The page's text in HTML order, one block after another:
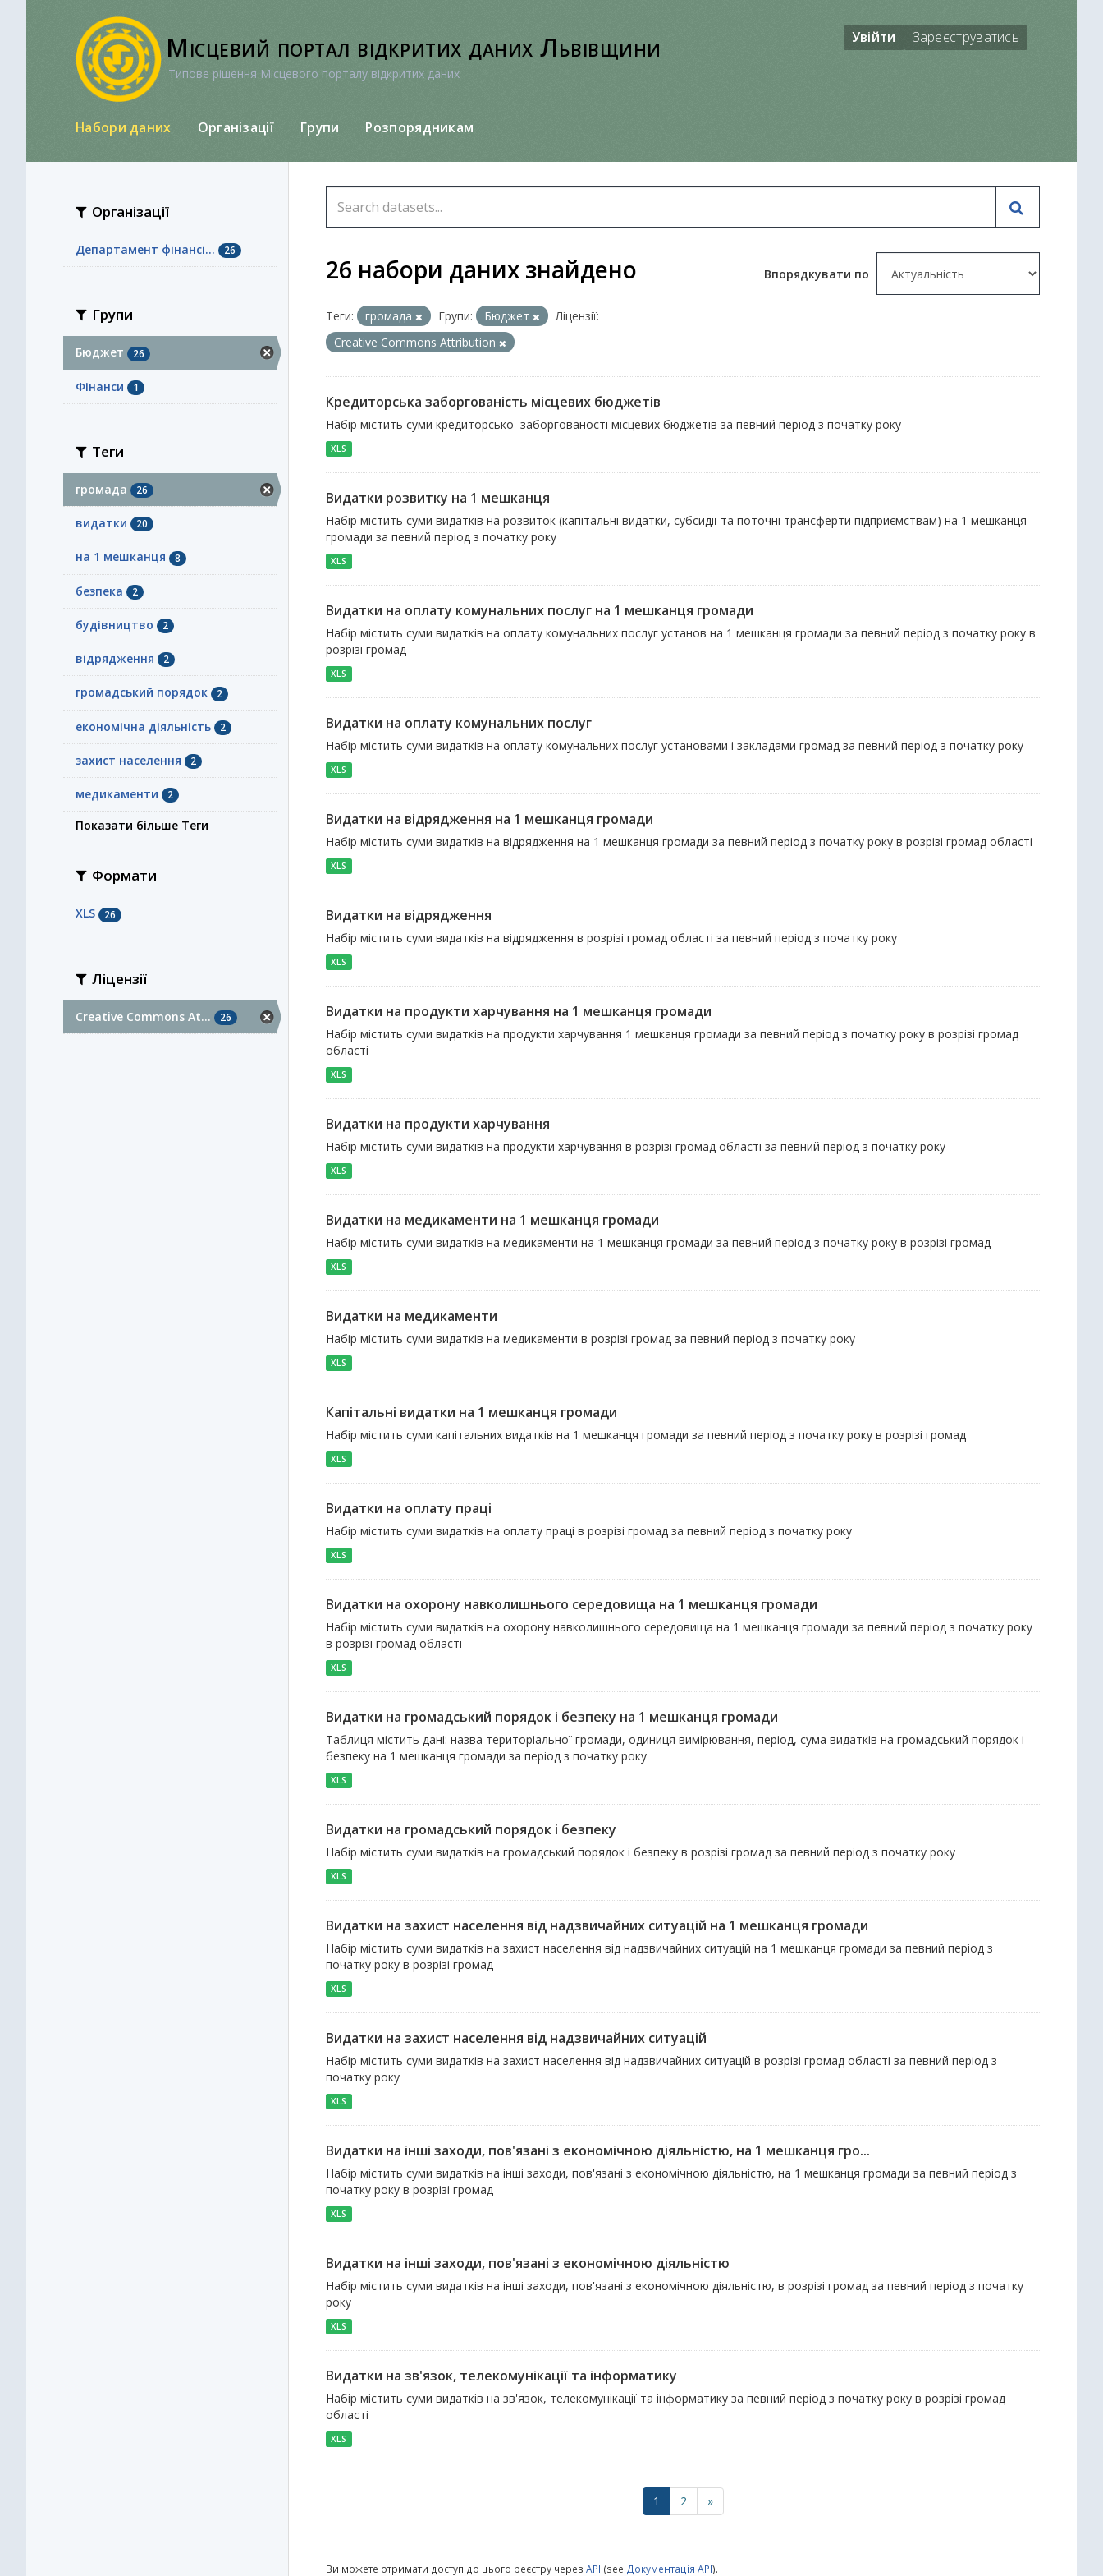
Місцевий портал відкритих даних Львівщини
Типове рішення Місцевого порталу відкритих даних
Увійти Зареєструватись
Набори даних Організації Групи Розпорядникам
Організації
Департамент фінансі... 26
Групи
Бюджет 26
Фінанси 1
Теги
громада 26
видатки 20
на 1 мешканця 8
безпека 2
будівництво 2
відрядження 2
громадський порядок 2
економічна діяльність 2
захист населення 2
медикаменти 2
Показати більше Теги
Формати
XLS 26
Ліцензії
Creative Commons At... 26
Впорядкувати по
26 набори даних знайдено
Теги: громада Групи: Бюджет
Ліцензії:
Creative Commons Attribution
Кредиторська заборгованість місцевих бюджетів
Набір містить суми кредиторської заборгованості місцевих бюджетів за певний період з початку року
XLS
Видатки розвитку на 1 мешканця
Набір містить суми видатків на розвиток (капітальні видатки, субсидії та поточні трансферти підприємствам) на 1 мешканця
громади за певний період з початку року
XLS
Видатки на оплату комунальних послуг на 1 мешканця громади
Набір містить суми видатків на оплату комунальних послуг установ на 1 мешканця громади за певний період з початку року в
розрізі громад
XLS
Видатки на оплату комунальних послуг
Набір містить суми видатків на оплату комунальних послуг установами і закладами громад за певний період з початку року
XLS
Видатки на відрядження на 1 мешканця громади
Набір містить суми видатків на відрядження на 1 мешканця громади за певний період з початку року в розрізі громад області
XLS
Видатки на відрядження
Набір містить суми видатків на відрядження в розрізі громад області за певний період з початку року
XLS
Видатки на продукти харчування на 1 мешканця громади
Набір містить суми видатків на продукти харчування 1 мешканця громади за певний період з початку року в розрізі громад
області
XLS
Видатки на продукти харчування
Набір містить суми видатків на продукти харчування в розрізі громад області за певний період з початку року
XLS
Видатки на медикаменти на 1 мешканця громади
Набір містить суми видатків на медикаменти на 1 мешканця громади за певний період з початку року в розрізі громад
XLS
Видатки на медикаменти
Набір містить суми видатків на медикаменти в розрізі громад за певний період з початку року
XLS
Капітальні видатки на 1 мешканця громади
Набір містить суми капітальних видатків на 1 мешканця громади за певний період з початку року в розрізі громад
XLS
Видатки на оплату праці
Набір містить суми видатків на оплату праці в розрізі громад за певний період з початку року
XLS
Видатки на охорону навколишнього середовища на 1 мешканця громади
Набір містить суми видатків на охорону навколишнього середовища на 1 мешканця громади за певний період з початку року
в розрізі громад області
XLS
Видатки на громадський порядок і безпеку на 1 мешканця громади
Таблиця містить дані: назва територіальної громади, одиниця вимірювання, період, сума видатків на громадський порядок і
безпеку на 1 мешканця громади за період з початку року
XLS
Видатки на громадський порядок і безпеку
Набір містить суми видатків на громадський порядок і безпеку в розрізі громад за певний період з початку року
XLS
Видатки на захист населення від надзвичайних ситуацій на 1 мешканця громади
Набір містить суми видатків на захист населення від надзвичайних ситуацій на 1 мешканця громади за певний період з
початку року в розрізі громад
XLS
Видатки на захист населення від надзвичайних ситуацій
Набір містить суми видатків на захист населення від надзвичайних ситуацій в розрізі громад області за певний період з
початку року
XLS
Видатки на інші заходи, пов'язані з економічною діяльністю, на 1 мешканця гро...
Набір містить суми видатків на інші заходи, пов'язані з економічною діяльністю, на 1 мешканця громади за певний період з
початку року в розрізі громад
XLS
Видатки на інші заходи, пов'язані з економічною діяльністю
Набір містить суми видатків на інші заходи, пов'язані з економічною діяльністю, в розрізі громад за певний період з початку
року
XLS
Видатки на зв'язок, телекомунікації та інформатику
Набір містить суми видатків на зв'язок, телекомунікації та інформатику за певний період з початку року в розрізі громад
області
XLS
1 2 »
Ви можете отримати доступ до цього реєстру через API (see Документація API).